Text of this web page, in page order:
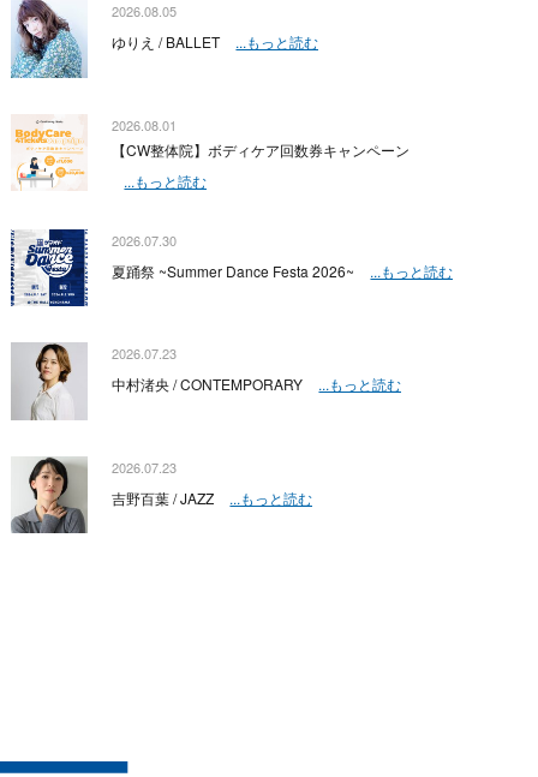
2026.08.05
ゆりえ / BALLET ...もっと読む
2026.08.01
【CW整体院】ボディケア回数券キャンペーン
...もっと読む
2026.07.30
夏踊祭 ~Summer Dance Festa 2026~ ...もっと読む
2026.07.23
中村渚央 / CONTEMPORARY ...もっと読む
2026.07.23
吉野百葉 / JAZZ ...もっと読む